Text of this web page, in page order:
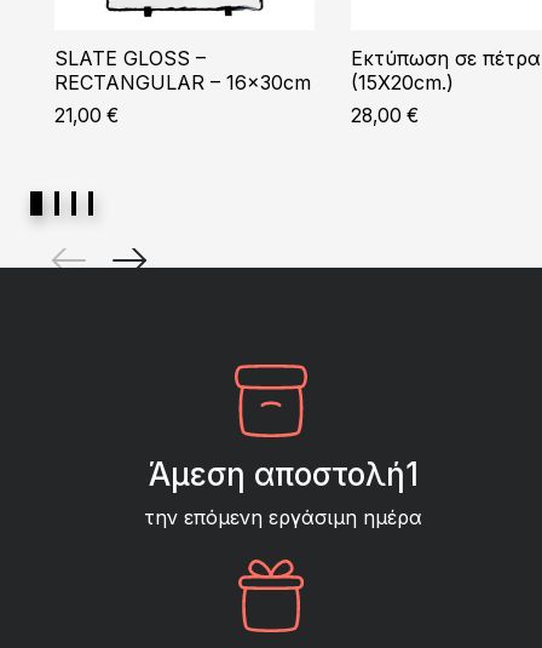
SLATE GLOSS –
RECTANGULAR – 16x30cm
21,00 €
Εκτύπωση σε πέτρα
(15X20cm.)
28,00 €
Άμεση αποστολή1
την επόμενη εργάσιμη ημέρα